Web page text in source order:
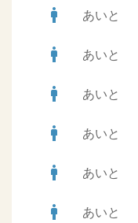
man あいと
man あいと
man あいと
man あいと
man あいと
man あいと